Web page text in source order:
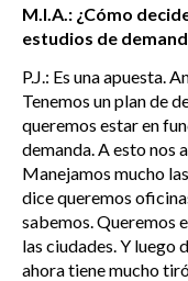
M.I.A.: ¿Cómo
estudios de
P.J.: Es una apuesta.
Tenemos un plan de
queremos estar en
demanda. A esto nos
Manejamos mucho
dice queremos
sabemos. Queremos
las ciudades. Y luego
ahora tiene mucho